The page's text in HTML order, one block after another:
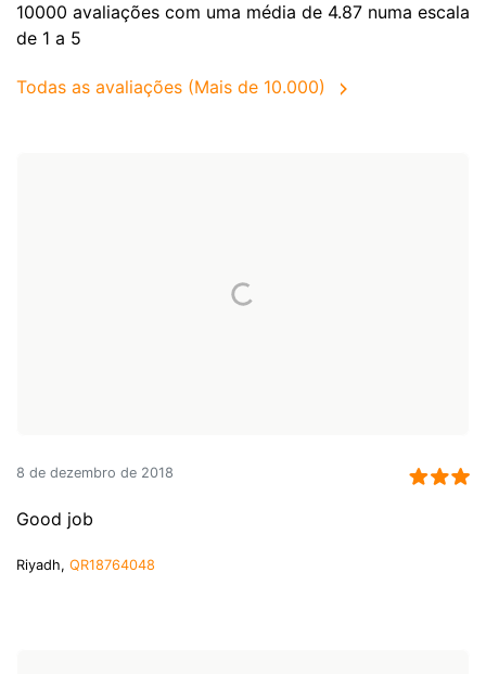
10000 avaliações com uma média de 4.87 numa escala
de 1 a 5
Todas as avaliações (Mais de 10.000)
8 de dezembro de 2018
Good job
Riyadh, QR18764048